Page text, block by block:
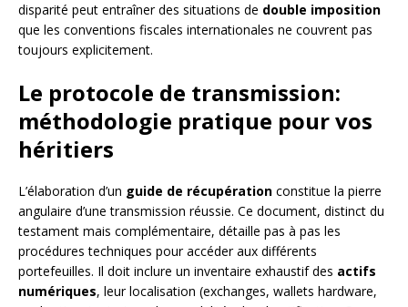
disparité peut entraîner des situations de double imposition
que les conventions fiscales internationales ne couvrent pas
toujours explicitement.
Le protocole de transmission:
méthodologie pratique pour vos
héritiers
L’élaboration d’un guide de récupération constitue la pierre
angulaire d’une transmission réussie. Ce document, distinct du
testament mais complémentaire, détaille pas à pas les
procédures techniques pour accéder aux différents
portefeuilles. Il doit inclure un inventaire exhaustif des actifs
numériques, leur localisation (exchanges, wallets hardware,